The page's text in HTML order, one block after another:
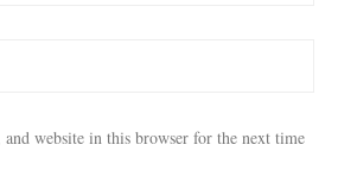
website in this browser for the next time